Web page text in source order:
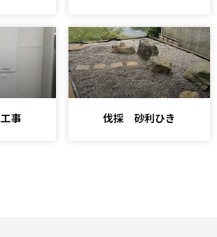
事 伐採 砂利ひき